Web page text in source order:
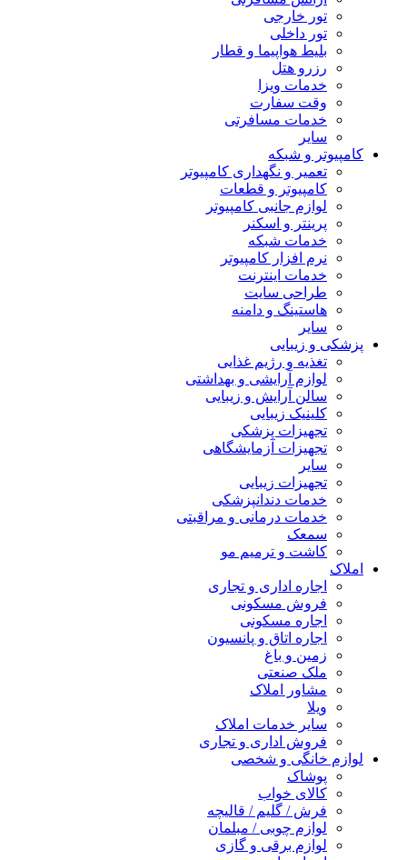
تور خارجی
تور داخلی
بلیط هواپیما و قطار
رزرو هتل
خدمات ویزا
وقت سفارت
خدمات مسافرتی
سایر
کامپیوتر و شبکه
تعمیر و نگهداری کامپیوتر
کامپیوتر و قطعات
لوازم جانبی کامپیوتر
پرینتر و اسکنر
خدمات شبکه
نرم افزار کامپیوتر
خدمات اینترنت
طراحی سایت
هاستینگ و دامنه
سایر
پزشکی و زیبایی
تغذیه و رژیم غذایی
لوازم آرایشی و بهداشتی
سالن آرایش و زیبایی
کلینیک زیبایی
تجهیزات پزشکی
تجهیزات آزمایشگاهی
سایر
تجهیزات زیبایی
خدمات دندانپزشکی
خدمات درمانی و مراقبتی
سمعک
کاشت و ترمیم مو
املاک
اجاره اداری و تجاری
فروش مسکونی
اجاره مسکونی
اجاره اتاق و پانسیون
زمین و باغ
ملک صنعتی
مشاور املاک
ویلا
سایر خدمات املاک
فروش اداری و تجاری
لوازم خانگی و شخصی
پوشاک
کالای خواب
فرش / گلیم / قالیچه
لوازم چوبی / مبلمان
لوازم برقی و گازی